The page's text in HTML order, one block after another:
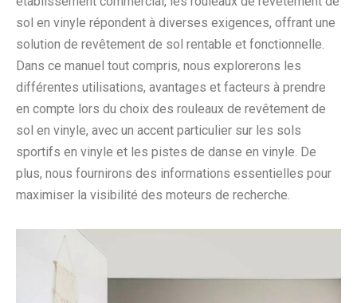
sol en vinyle répondent à diverses exigences, offrant une
solution de revêtement de sol rentable et fonctionnelle.
Dans ce manuel tout compris, nous explorerons les
différentes utilisations, avantages et facteurs à prendre
en compte lors du choix des rouleaux de revêtement de
sol en vinyle, avec un accent particulier sur les sols
sportifs en vinyle et les pistes de danse en vinyle. De
plus, nous fournirons des informations essentielles pour
maximiser la visibilité des moteurs de recherche.